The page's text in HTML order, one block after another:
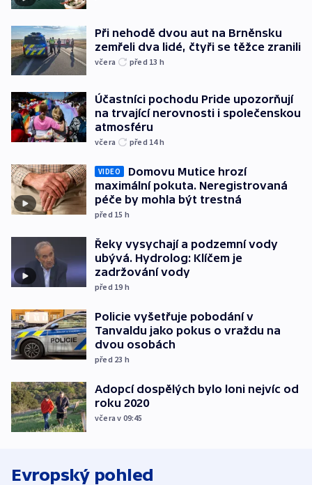
Při nehodě dvou aut na Brněnsku
zemřeli dva lidé, čtyři se těžce zranili
včera před 13 h
Účastníci pochodu Pride upozorňují
na trvající nerovnosti i společenskou
atmosféru
včera před 14h
VIDEO
Domovu Mutice hrozí
maximální pokuta. Neregistrovaná
péče by mohla být trestná
před 15 h
Řeky vysychají a podzemní vody
ubývá. Hydrolog: Klíčem je
zadržování vody
před 19 h
Policie vyšetřuje pobodání v
Tanvaldu jako pokus o vraždu na
dvou osobách
před 23 h
Adopcí dospělých bylo loni nejvíc od
roku 2020
včera v 09:45
Evropský pohled